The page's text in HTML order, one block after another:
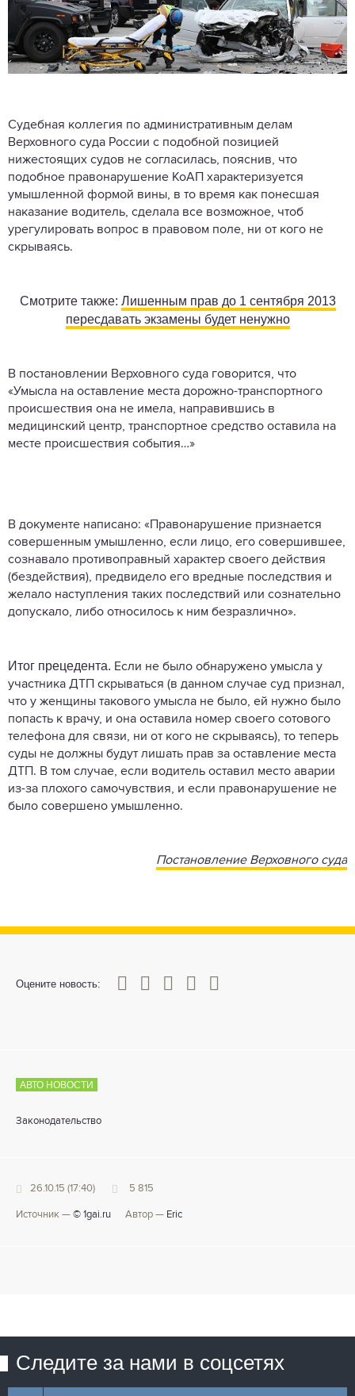
Судебная коллегия по административным делам
Верховного суда России с подобной позицией
нижестоящих судов не согласилась, пояснив, что
подобное правонарушение КоАП характеризуется
умышленной формой вины, в то время как понесшая
наказание водитель, сделала все возможное, чтоб
урегулировать вопрос в правовом поле, ни от кого не
скрываясь.
Смотрите также: Лишенным прав до 1 сентября 2013
пересдавать экзамены будет ненужно
В постановлении Верховного суда говорится, что
«Умысла на оставление места дорожно-транспортного
происшествия она не имела, направившись в
медицинский центр, транспортное средство оставила на
месте происшествия события…»
В документе написано: «Правонарушение признается
совершенным умышленно, если лицо, его совершившее,
сознавало противоправный характер своего действия
(бездействия), предвидело его вредные последствия и
желало наступления таких последствий или сознательно
допускало, либо относилось к ним безразлично».
Итог прецедента. Если не было обнаружено умысла у
участника ДТП скрываться (в данном случае суд признал,
что у женщины такового умысла не было, ей нужно было
попасть к врачу, и она оставила номер своего сотового
телефона для связи, ни от кого не скрываясь), то теперь
суды не должны будут лишать прав за оставление места
ДТП. В том случае, если водитель оставил место аварии
из-за плохого самочувствия, и если правонарушение не
было совершено умышленно.
Постановление Верховного суда
Оцените новость:
0
1 3 4 5
АВТО НОВОСТИ
Законодательство
26.10.15 (17:40) 5 815
Источник — © 1gai.ru Автор — Eric
Следите за нами в соцсетях